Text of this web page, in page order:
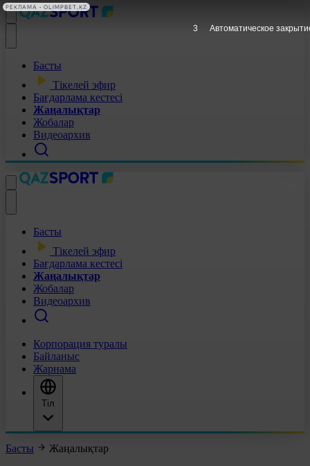
Басты
Тікелей эфир
Бағдарлама кестесі
Жаңалықтар
Жобалар
Видеоархив
Басты
Тікелей эфир
Бағдарлама кестесі
Жаңалықтар
Жобалар
Видеоархив
Корпорация туралы
Байланыс
Жарнама
Тіл
Басты Жаңалықтар
2 Автоматическое
РЕКЛАМА • OLIMPBET.KZ